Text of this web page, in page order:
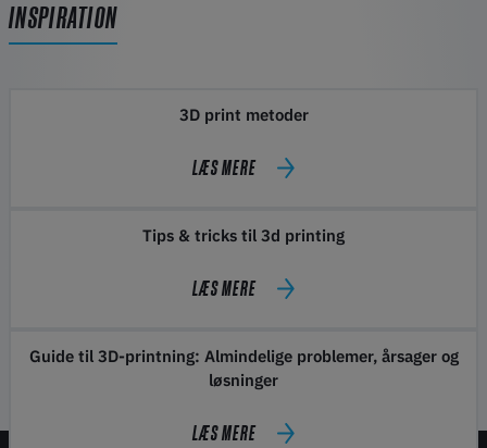
INSPIRATION
3D print metoder
LÆS MERE
Tips & tricks til 3d printing
LÆS MERE
Guide til 3D-printning: Almindelige problemer, årsager og
løsninger
LÆS MERE